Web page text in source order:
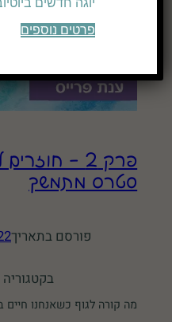
פרק 2 –
סטרס מתמשך
פורסם בתאריך22
בקטגוריה
מה קורה לגוף כשאנחנו
יוגה חדשים
פרטים נוספים